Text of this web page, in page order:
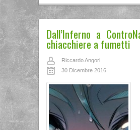
Dall’Inferno a
chiacchiere a fumetti
Riccardo Angori
30 Dicembre 2016